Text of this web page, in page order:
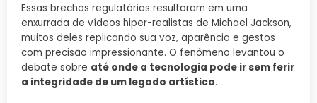
Essas brechas regulatórias resultaram em uma
enxurrada de vídeos hiper-realistas de Michael Jackson,
muitos deles replicando sua voz, aparência e gestos
com precisão impressionante. O fenômeno levantou o
debate sobre até onde a tecnologia pode ir sem ferir
a integridade de um legado artístico.